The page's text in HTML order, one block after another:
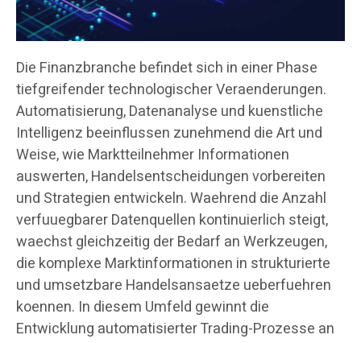
Die Finanzbranche befindet sich in einer Phase
tiefgreifender technologischer Veraenderungen.
Automatisierung, Datenanalyse und kuenstliche
Intelligenz beeinflussen zunehmend die Art und
Weise, wie Marktteilnehmer Informationen
auswerten, Handelsentscheidungen vorbereiten
und Strategien entwickeln. Waehrend die Anzahl
verfuuegbarer Datenquellen kontinuierlich steigt,
waechst gleichzeitig der Bedarf an Werkzeugen,
die komplexe Marktinformationen in strukturierte
und umsetzbare Handelsansaetze ueberfuehren
koennen. In diesem Umfeld gewinnt die
Entwicklung automatisierter Trading-Prozesse an